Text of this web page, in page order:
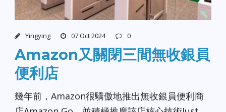
Yingying 07 Oct 2024 0
Amazon又關閉三間無收銀員
便利店
幾年前，Amazon很驕傲地推出無收銀員便利商